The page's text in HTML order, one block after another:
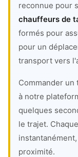
reconnue pour
chauffeurs de
formés pour
pour un
transport vers
Commander un
à notre
quelques
le trajet.
proximité.